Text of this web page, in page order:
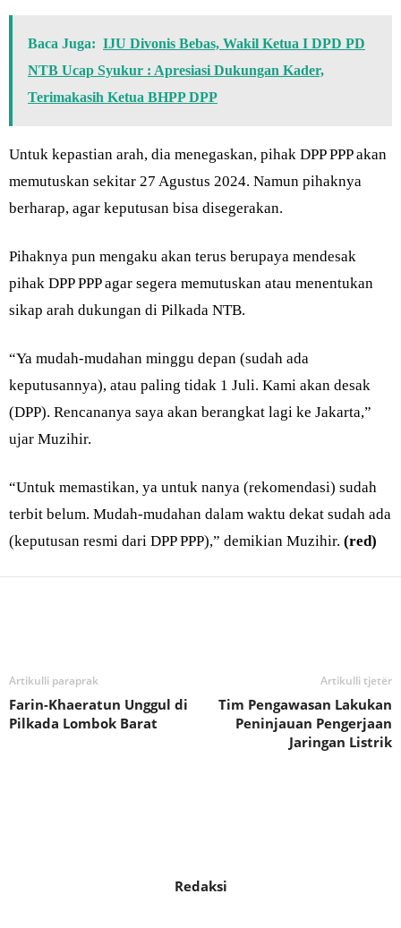
Baca Juga: IJU Divonis Bebas, Wakil Ketua I DPD PD
NTB Ucap Syukur : Apresiasi Dukungan Kader,
Terimakasih Ketua BHPP DPP
Untuk kepastian arah, dia menegaskan, pihak DPP PPP akan
memutuskan sekitar 27 Agustus 2024. Namun pihaknya
berharap, agar keputusan bisa disegerakan.
Pihaknya pun mengaku akan terus berupaya mendesak
pihak DPP PPP agar segera memutuskan atau menentukan
sikap arah dukungan di Pilkada NTB.
“Ya mudah-mudahan minggu depan (sudah ada
keputusannya), atau paling tidak 1 Juli. Kami akan desak
(DPP). Rencananya saya akan berangkat lagi ke Jakarta,”
ujar Muzihir.
“Untuk memastikan, ya untuk nanya (rekomendasi) sudah
terbit belum. Mudah-mudahan dalam waktu dekat sudah ada
(keputusan resmi dari DPP PPP),” demikian Muzihir. (red)
Artikulli paraprak
Farin-Khaeratun Unggul di
Pilkada Lombok Barat
Artikulli tjetër
Tim Pengawasan Lakukan
Peninjauan Pengerjaan
Jaringan Listrik
Redaksi